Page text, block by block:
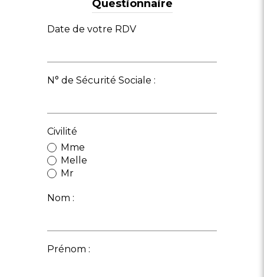
Questionnaire
Date de votre RDV
N° de Sécurité Sociale :
Civilité
Mme
Melle
Mr
Nom :
Prénom :